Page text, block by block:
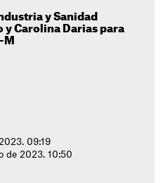
y Sanidad
y Carolina Darias para
M
09:19
de 2023. 10:50